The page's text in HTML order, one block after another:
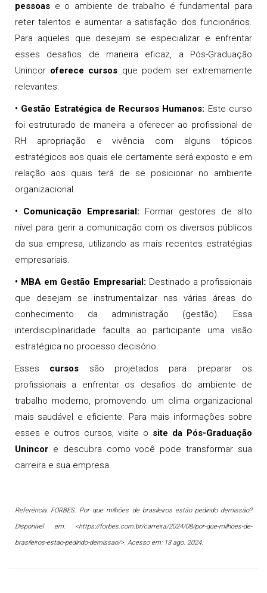
pessoas e o ambiente de trabalho é fundamental para
reter talentos e aumentar a satisfação dos funcionários.
Para aqueles que desejam se especializar e enfrentar
esses desafios de maneira eficaz, a Pós-Graduação
Unincor oferece cursos que podem ser extremamente
relevantes:
• Gestão Estratégica de Recursos Humanos: Este curso
foi estruturado de maneira a oferecer ao profissional de
RH apropriação e vivência com alguns tópicos
estratégicos aos quais ele certamente será exposto e em
relação aos quais terá de se posicionar no ambiente
organizacional.
• Comunicação Empresarial: Formar gestores de alto
nível para gerir a comunicação com os diversos públicos
da sua empresa, utilizando as mais recentes estratégias
empresariais.
• MBA em Gestão Empresarial: Destinado a profissionais
que desejam se instrumentalizar nas várias áreas do
conhecimento da administração (gestão). Essa
interdisciplinaridade faculta ao participante uma visão
estratégica no processo decisório.
Esses cursos são projetados para preparar os
profissionais a enfrentar os desafios do ambiente de
trabalho moderno, promovendo um clima organizacional
mais saudável e eficiente. Para mais informações sobre
esses e outros cursos, visite o site da Pós-Graduação
Unincor e descubra como você pode transformar sua
carreira e sua empresa.
Referência: FORBES. Por que milhões de brasileiros estão pedindo demissão?
Disponível em: <https://forbes.com.br/carreira/2024/08/por-que-milhoes-de-
brasileiros-estao-pedindo-demissao/>. Acesso em: 13 ago. 2024.